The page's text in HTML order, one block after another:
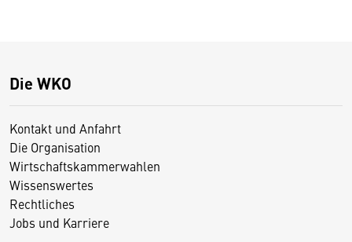
Die WKO
Kontakt und Anfahrt
Die Organisation
Wirtschaftskammerwahlen
Wissenswertes
Rechtliches
Jobs und Karriere